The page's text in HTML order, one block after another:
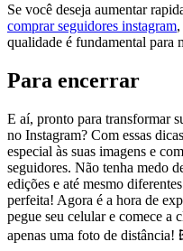
Se você deseja aumentar
comprar ⁣seguidores instagram
qualidade é fundamental para
Para encerrar
E aí, pronto para transformar
no Instagram? Com essas​
especial‍ às suas imagens‌ e
seguidores. Não tenha medo
edições e até mesmo
⁢perfeita! Agora é a hora‍ de
pegue seu celular⁢ e comece a
apenas uma foto‌ de